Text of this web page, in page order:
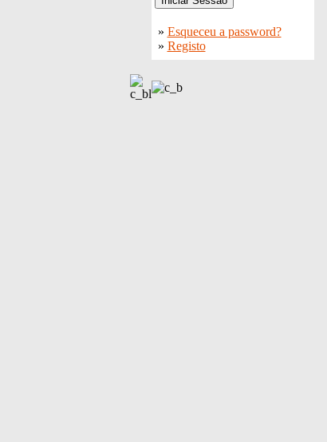
» Esqueceu a password?
» Registo